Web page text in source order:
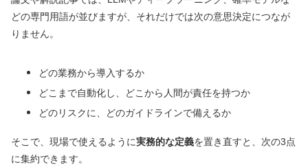
どの専門用語が並びますが、それだけでは次の意思決定につなが
りません。
どの業務から導入するか
どこまで自動化し、どこから人間が責任を持つか
どのリスクに、どのガイドラインで備えるか
そこで、現場で使えるように実務的な定義を置き直すと、次の3点
に集約できます。